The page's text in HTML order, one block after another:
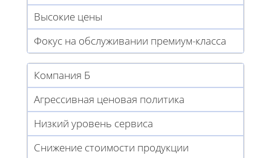
Высокие цены
Фокус на обслуживании премиум-класса
Компания Б
Агрессивная ценовая политика
Низкий уровень сервиса
Снижение стоимости продукции